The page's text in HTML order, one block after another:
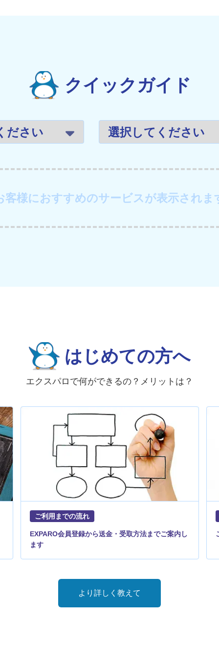
クイックガイド
客様におすすめのサービスが表示されま
はじめての方へ
エクスパロで何ができるの？メリットは？
ご利用までの流れ
EXPARO会員登録から送金・受取方法までご案内し
ます
より詳しく教えて